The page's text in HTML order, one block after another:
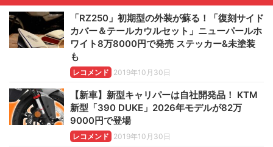
「RZ250」初期型の外装が蘇る！「復刻サイド
カバー＆テールカウルセット」ニューパールホ
ワイト8万8000円で発売 ステッカー&未塗装
も
レコメンド 2019年10月30日
【新車】新型キャリパーは自社開発品！ KTM
新型「390 DUKE」2026年モデルが82万
9000円で登場
レコメンド 2019年10月30日